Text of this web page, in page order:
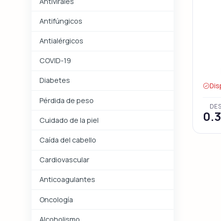
Antifúngicos
Antialérgicos
COVID-19
Diabetes
Pérdida de peso
Cuidado de la piel
Caída del cabello
Cardiovascular
Anticoagulantes
Oncología